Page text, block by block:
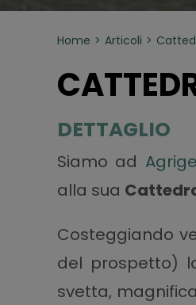
Home Articoli
DETTAGLIO
Siamo ad
alla sua
Costeggiando
del prospetto)
svetta,